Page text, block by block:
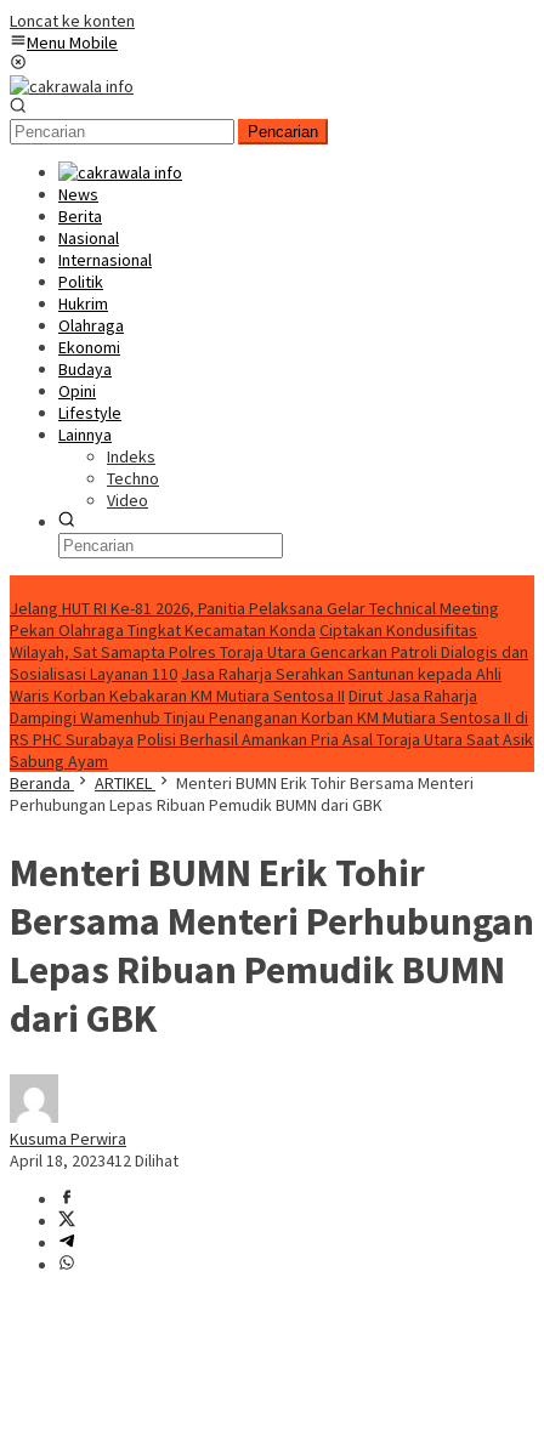
Loncat ke konten
Menu Mobile
Pencarian
News
Berita
Nasional
Internasional
Politik
Hukrim
Olahraga
Ekonomi
Budaya
Opini
Lifestyle
Lainnya
Indeks
Techno
Video
Jelang HUT RI Ke-81 2026, Panitia Pelaksana Gelar Technical Meeting
Pekan Olahraga Tingkat Kecamatan Konda Ciptakan Kondusifitas
Wilayah, Sat Samapta Polres Toraja Utara Gencarkan Patroli Dialogis dan
Sosialisasi Layanan 110 Jasa Raharja Serahkan Santunan kepada Ahli
Waris Korban Kebakaran KM Mutiara Sentosa II Dirut Jasa Raharja
Dampingi Wamenhub Tinjau Penanganan Korban KM Mutiara Sentosa II di
RS PHC Surabaya Polisi Berhasil Amankan Pria Asal Toraja Utara Saat Asik
Sabung Ayam
Beranda
ARTIKEL
Menteri BUMN Erik Tohir Bersama Menteri
Perhubungan Lepas Ribuan Pemudik BUMN dari GBK
Menteri BUMN Erik Tohir
Bersama Menteri Perhubungan
Lepas Ribuan Pemudik BUMN
dari GBK
Kusuma Perwira
April 18, 2023412 Dilihat